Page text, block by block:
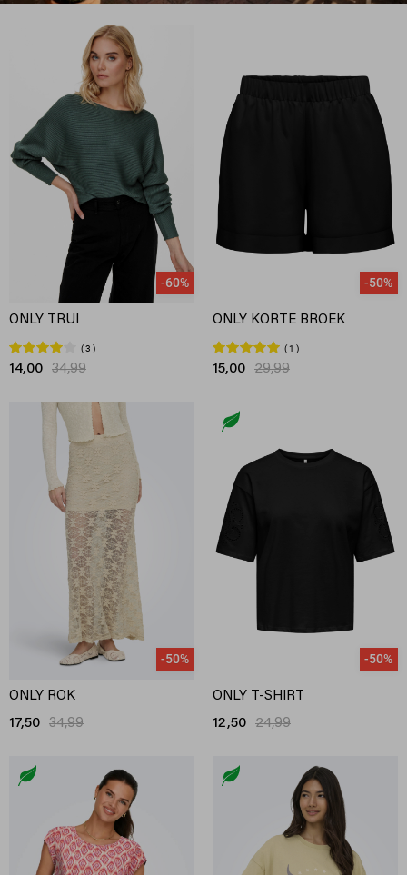
-60%
ONLY TRUI
3
14,00 34,99
-50%
ONLY KORTE BROEK
1
15,00 29,99
-50%
ONLY ROK
17,50 34,99
-50%
ONLY T-SHIRT
12,50 24,99